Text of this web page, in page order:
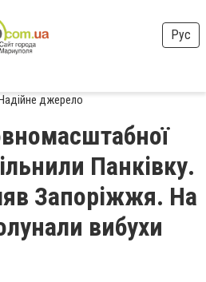
Рус
джерело
Панківку.
Запоріжжя. На
вибухи